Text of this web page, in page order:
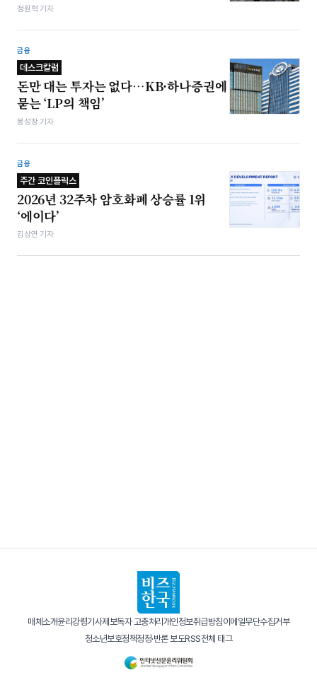
정원혁 기자
금융
데스크칼럼
돈만 대는 투자는 없다…KB·하나증권에
묻는 ‘LP의 책임’
봉성창 기자
금융
주간 코인플릭스
2026년 32주차 암호화폐 상승률 1위
‘에이다’
김상연 기자
매체소개윤리강령기사제보독자 고충처리 개인정보취급방침이메일무단수집거부
청소년보호정책정정·반론 보도RSS전체 태그